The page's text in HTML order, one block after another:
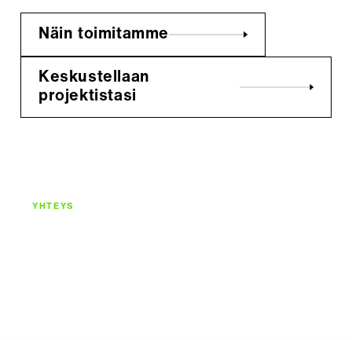
Näin toimitamme
Keskustellaan
projektistasi
YHTEYS